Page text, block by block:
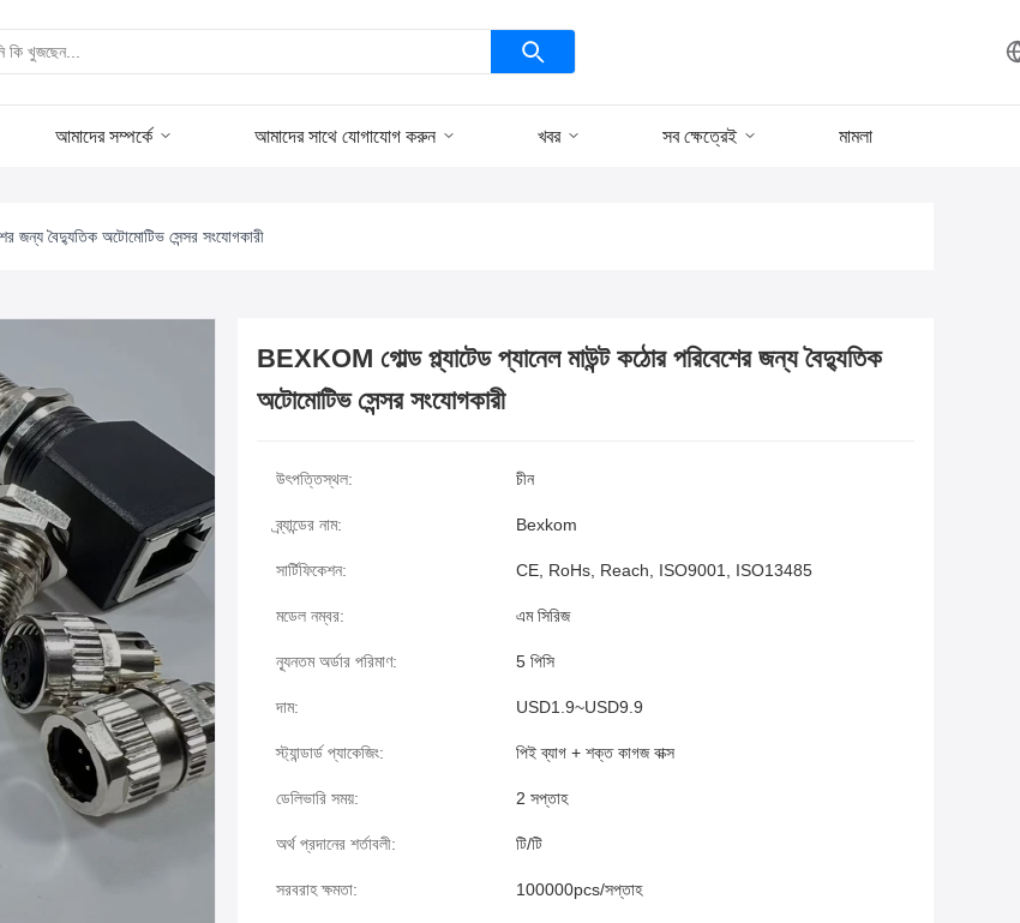
আমাদের সম্পর্কে আমাদের সাথে যোগাযোগ করুন খবর সব ক্ষেত্রেই মামলা
জন্য বৈদ্যুতিক অটোমোটিভ সেন্সর সংযোগকারী
BEXKOM গোল্ড প্ল্যাটেড প্যানেল মাউন্ট কঠোর পরিবেশের জন্য বৈদ্যুতিক
অটোমোটিভ সেন্সর সংযোগকারী
উৎপত্তিস্থল: চীন
ব্র্যান্ডের নাম: Bexkom
সার্টিফিকেশন: CE, RoHs, Reach, ISO9001, ISO13485
মডেল নম্বর: এম সিরিজ
ন্যূনতম অর্ডার পরিমাণ: 5 পিসি
দাম: USD1.9~USD9.9
স্ট্যান্ডার্ড প্যাকেজিং: পিই ব্যাগ + শক্ত কাগজ বাক্স
ডেলিভারি সময়: 2 সপ্তাহ
অর্থ প্রদানের শর্তাবলী: টি/টি
সরবরাহ ক্ষমতা: 100000pcs/সপ্তাহ